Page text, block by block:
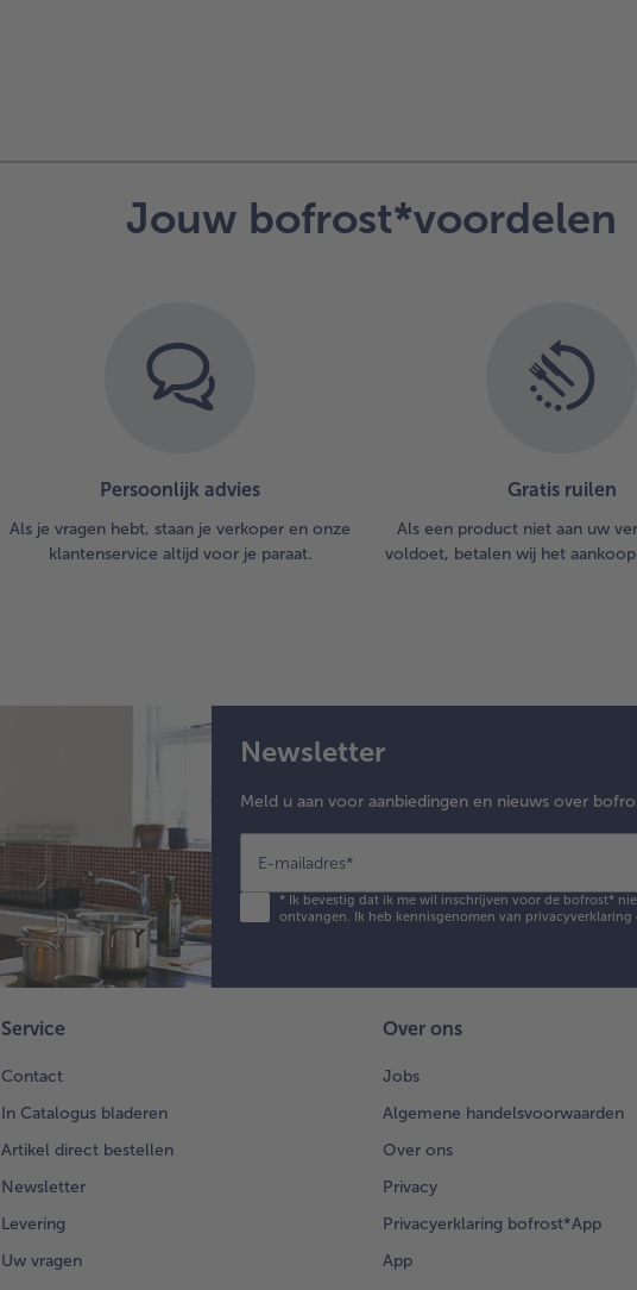
Jouw bofrost*voordelen
Persoonlijk advies
Als je vragen hebt, staan je verkoper en onze
klantenservice altijd voor je paraat.
Gratis ruilen
Als een product niet aan uw
voldoet, betalen wij het
Newsletter
Meld u aan voor aanbiedingen en nieuws over
E-mailadres*
*Ik bevestig dat ik me wil inschrijven voor de bofrost*
ontvangen. Ik heb kennisgenomen van privacyverklaring
Service
Contact
In Catalogus bladeren
Artikel direct bestellen
Newsletter
Levering
Uw vragen
Over ons
Jobs
Algemene handelsvoorwaarden
Over ons
Privacy
Privacyerklaring bofrost*App
App